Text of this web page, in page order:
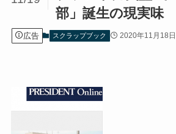
部」誕生の現実味
広告 スクラップブック 2020年11月18日